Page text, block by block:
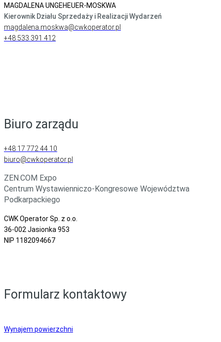
MAGDALENA UNGEHEUER-MOSKWA
Kierownik Działu Sprzedaży i Realizacji Wydarzeń
magdalena.moskwa@cwkoperator.pl
+48 533 391 412
Biuro zarządu
+48 17 772 44 10
biuro@cwkoperator.pl
ZEN.COM Expo
Centrum Wystawienniczo-Kongresowe Województwa
Podkarpackiego
CWK Operator Sp. z o.o.
36-002 Jasionka 953
NIP 1182094667
Formularz kontaktowy
Wynajem powierzchni